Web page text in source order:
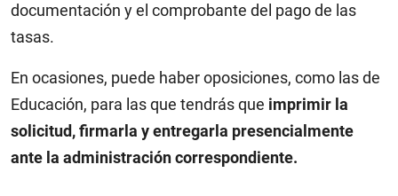
documentación y el comprobante del pago de las
tasas.
En ocasiones, puede haber oposiciones, como las de
Educación, para las que tendrás que imprimir la
solicitud, firmarla y entregarla presencialmente
ante la administración correspondiente.